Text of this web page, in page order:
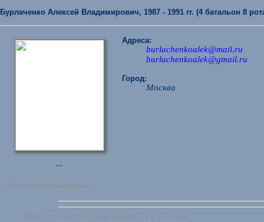
Бурлаченко Алексей Владимирович, 1987 - 1991 гг. (4 батальон 8
...
• Фотовоспоминания
Адреса:
burlachenkoalek@mail.ru
burlachenkoalek@gmail.ru
Город:
Москва
Дата регистрации на сайте - 15.11.2009г.